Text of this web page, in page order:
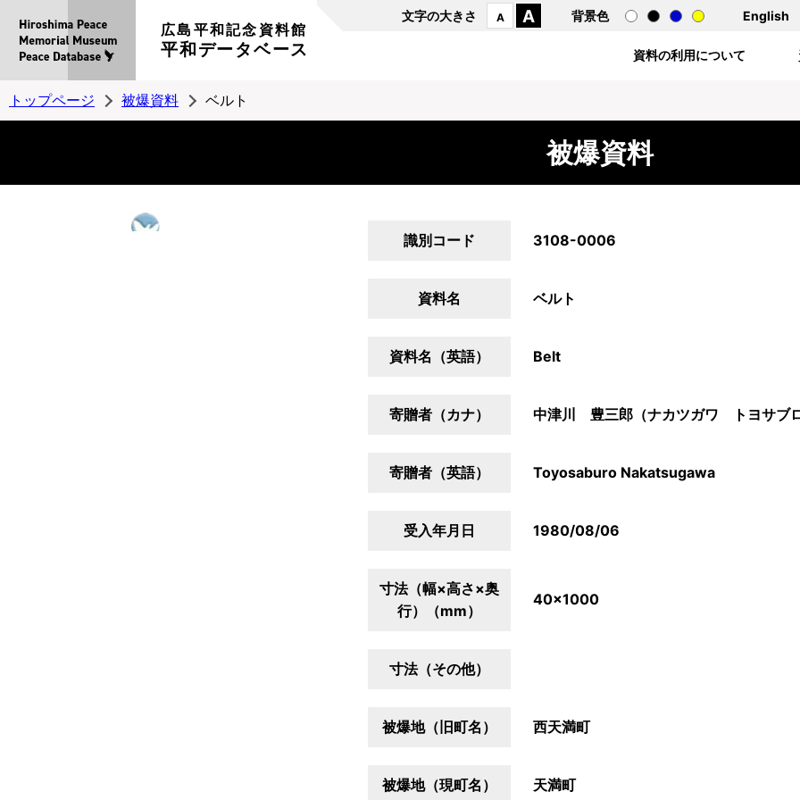
広島平和記念資料館
平和データベース
文字の大きさ A A 背景色 English
資料の利用について
トップページ 被爆資料 ベルト
被爆資料
識別コード 3108-0006
資料名 ベルト
資料名（英語） Belt
寄贈者（カナ） 中津川 豊三郎（ナカツガワ トヨサブ
寄贈者（英語） Toyosaburo Nakatsugawa
受入年月日 1980/08/06
寸法（幅×高さ×奥
行）（mm）
40×1000
寸法（その他）
被爆地（旧町名） 西天満町
被爆地（現町名） 天満町